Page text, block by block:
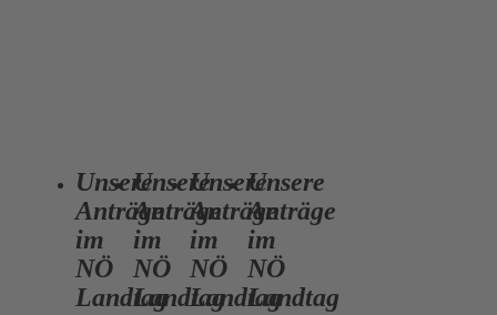
Unsere
Anträge
im
NÖ
Landtag
Unsere
Anträge
im
NÖ
Landtag
Unsere
Anträge
im
NÖ
Landtag
Unsere
Anträge
im
NÖ
Landtag